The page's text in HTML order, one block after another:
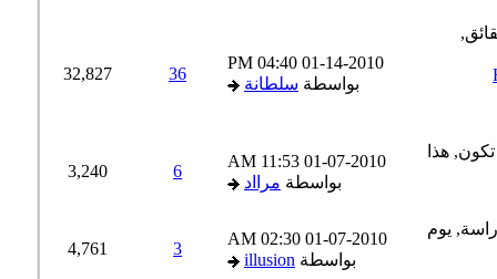
01-14-2010
04:40 PM
بواسطةسلطانة
36
32,827
01-07-2010
11:53 AM
بواسطةمرااد
3,240
01-07-2010
02:30 AM
بواسطةillusion
4,761